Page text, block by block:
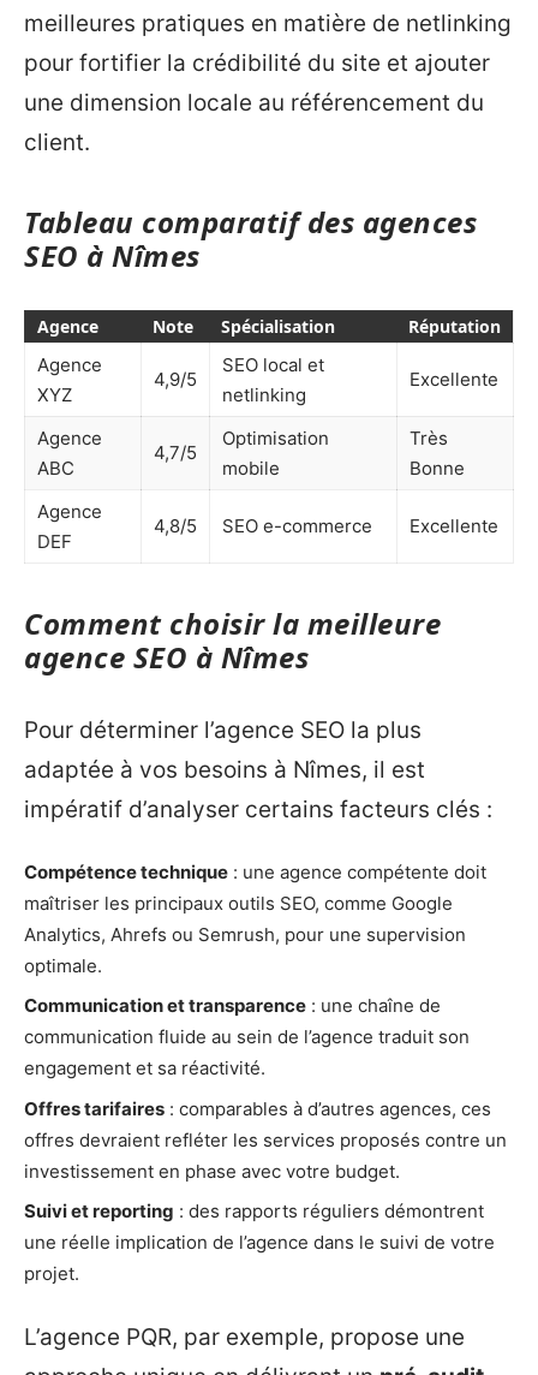
meilleures pratiques en matière de netlinking
pour fortifier la crédibilité du site et ajouter
une dimension locale au référencement du
client.
Tableau comparatif des agences
SEO à Nîmes
Agence Note Spécialisation
Réputation
Agence
XYZ
4,9/5
SEO local et
netlinking
Excellente
Agence
ABC
4,7/5
Optimisation
mobile
Très
Bonne
Agence
DEF
4,8/5 SEO e-commerce Excellente
Comment choisir la meilleure
agence SEO à Nîmes
Pour déterminer l’agence SEO la plus
adaptée à vos besoins à Nîmes, il est
impératif d’analyser certains facteurs clés :
Compétence technique : une agence compétente doit
maîtriser les principaux outils SEO, comme Google
Analytics, Ahrefs ou Semrush, pour une supervision
optimale.
Communication et transparence : une chaîne de
communication fluide au sein de l’agence traduit son
engagement et sa réactivité.
Offres tarifaires : comparables à d’autres agences, ces
offres devraient refléter les services proposés contre un
investissement en phase avec votre budget.
Suivi et reporting : des rapports réguliers démontrent
une réelle implication de l’agence dans le suivi de votre
projet.
L’agence PQR, par exemple, propose une